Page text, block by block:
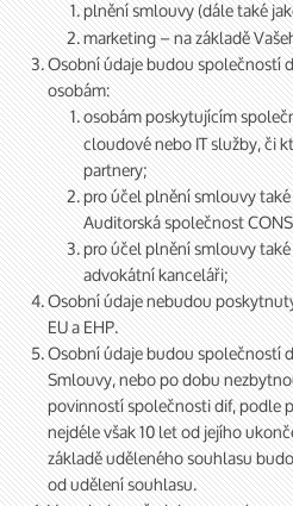
plnění smlouvy (dále také
marketing – na základě
Osobní údaje budou
osobám:
osobám poskytujícím
cloudové nebo IT služby, či
partnery;
pro účel plnění smlouvy
Auditorská společnost
pro účel plnění smlouvy
advokátní kanceláři;
Osobní údaje nebudou
EU a EHP.
Osobní údaje budou společností
Smlouvy, nebo po dobu
povinností společnosti dif, podle
nejdéle však 10 let od jejího
základě uděleného souhlasu
od udělení souhlasu.